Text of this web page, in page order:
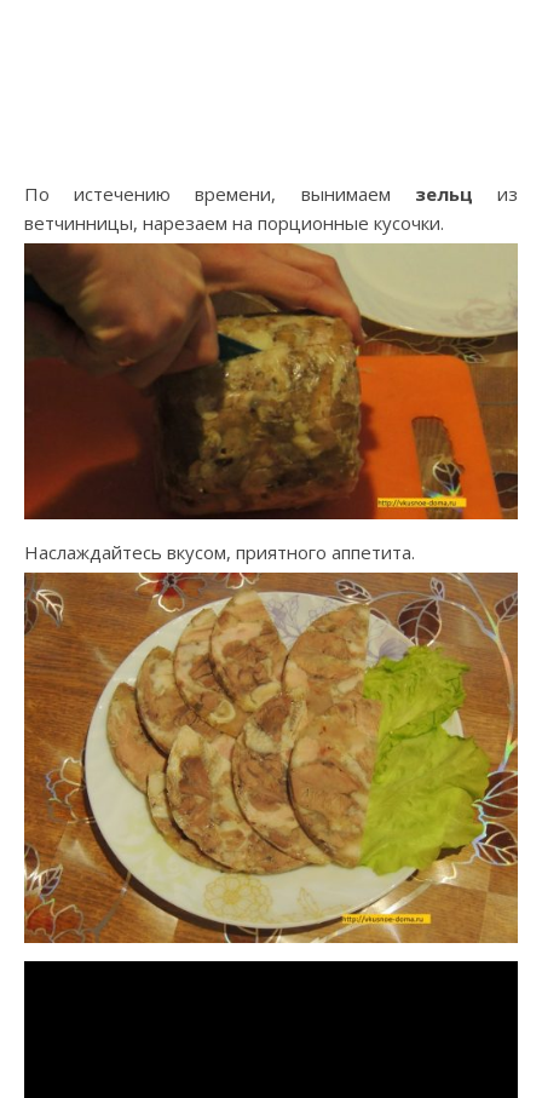
По истечению времени, вынимаем зельц из
ветчинницы, нарезаем на порционные кусочки.
Наслаждайтесь вкусом, приятного аппетита.